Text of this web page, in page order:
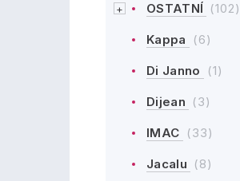
OSTATNÍ (102)
Kappa (6)
Di Janno (1)
Dijean (3)
IMAC (33)
Jacalu (8)